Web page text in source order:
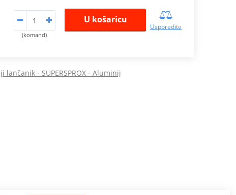
(komand)
U košaricu
Usporedite
lančanik - SUPERSPROX - Aluminij